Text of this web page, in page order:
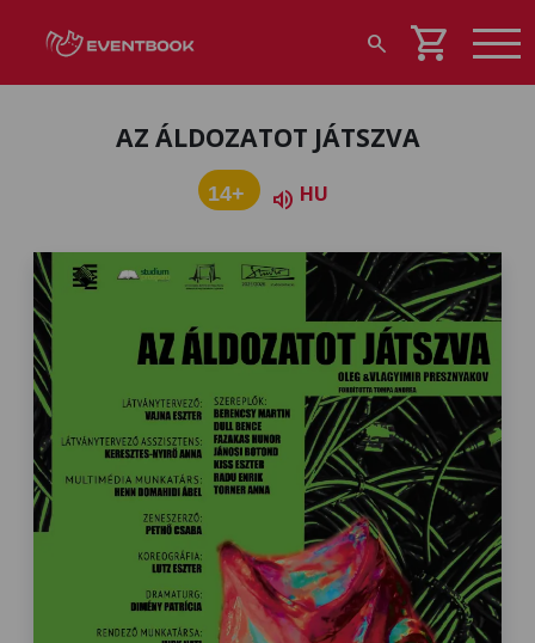
search shopping_cart
AZ ÁLDOZATOT JÁTSZVA
14+ volume_up HU